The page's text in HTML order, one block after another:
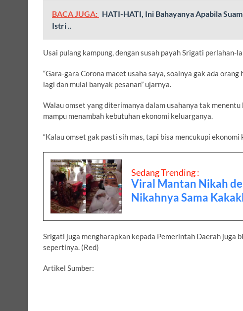
BACA JUGA: HATI-HATI, Ini Bahayanya Apabila
Istri ..
Usai pulang kampung, dengan susah payah Srigati perlahan-
“Gara-gara Corona macet usaha saya, soalnya gak ada
lagi dan mulai banyak pesanan” ujarnya.
Walau omset yang diterimanya dalam usahanya tak
mampu menambah kebutuhan ekonomi keluarganya.
“Kalau omset gak pasti sih mas, tapi bisa mencukupi
Sedang Trending :
Viral Mantan Nikah
Nikahnya Sama
Srigati juga mengharapkan kepada Pemerintah Daerah juga
sepertinya. (Red)
Artikel Sumber: